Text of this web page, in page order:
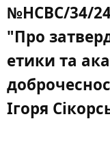
№НСВС/34/24
"Про
етики та
Ігоря